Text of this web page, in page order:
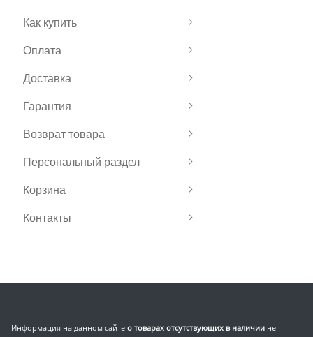
Как купить
Оплата
Доставка
Гарантия
Возврат товара
Персональный раздел
Корзина
Контакты
Информация на данном сайте о товарах отсутствующих в наличии не